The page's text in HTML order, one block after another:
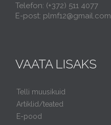
Telefon: (+372) 511 4077
E-post: plmf12@gmail.com
VAATA LISAKS
Telli muusikuid
Artiklid/teated
E-pood